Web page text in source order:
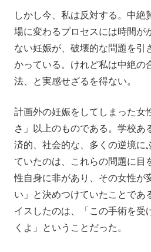
しかし今、私は反対する。中絶
場に変わるプロセスには時間が
ない妊娠が、破壊的な問題を引
かっている。けれど私は中絶の
法、と実感せざるを得ない。
計画外の妊娠をしてしまった女
さ」以上のものである。学校あ
済的、社会的な、多くの逆境に
ていたのは、これらの問題に目
性自身に非があり、その女性が
い」と決めつけていたことであ
イスしたのは、「この手術を受
くよ」ということだった。